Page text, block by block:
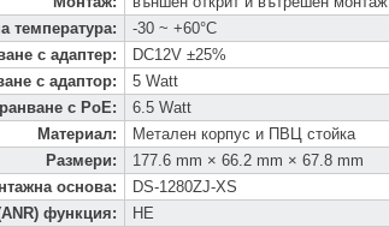
температура:
-30 ~ +60°C
с адаптер:
DC12V ±25%
с адаптор:
5 Watt
с PoE:
6.5 Watt
Материал:
Метален корпус и ПВЦ стойка
Размери:
177.6 mm × 66.2 mm × 67.8 mm
основа:
DS-1280ZJ-XS
функция:
НЕ